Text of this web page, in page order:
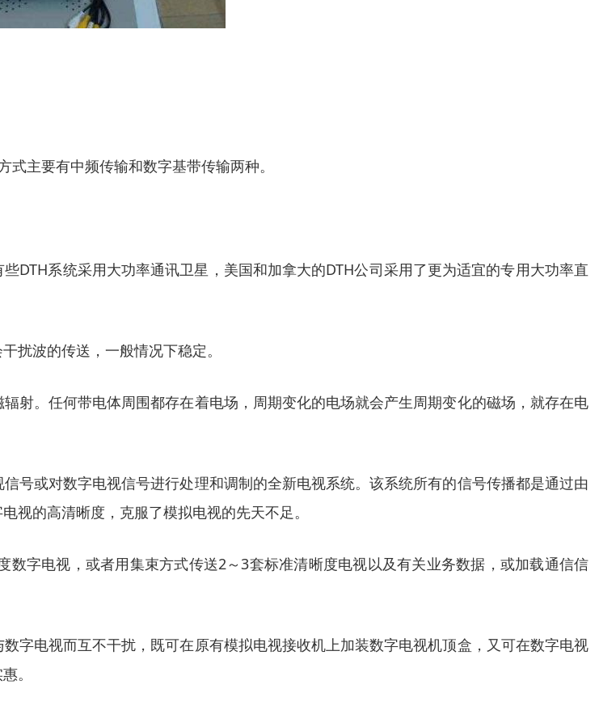
主要有中频传输和数字基带传输两种。
DTH系统采用大功率通讯卫星，美国和加拿大的DTH公司采用了更为适宜的专用大功率直
扰波的传送，一般情况下稳定。
射。任何带电体周围都存在着电场，周期变化的电场就会产生周期变化的磁场，就存在电
号或对数字电视信号进行处理和调制的全新电视系统。该系统所有的信号传播都是通过由
视的高清晰度，克服了模拟电视的先天不足。
字电视，或者用集束方式传送2～3套标准清晰度电视以及有关业务数据，或加载通信信
字电视而互不干扰，既可在原有模拟电视接收机上加装数字电视机顶盒，又可在数字电视
。